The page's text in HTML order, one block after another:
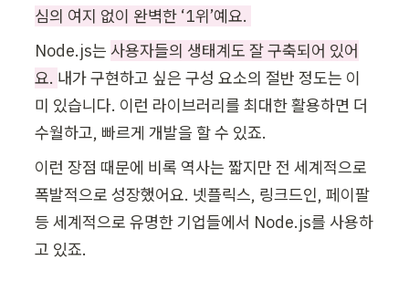
심의 여지 없이 완벽한 ‘1위’예요.
Node.js는 사용자들의 생태계도 잘 구축되어 있어
요. 내가 구현하고 싶은 구성 요소의 절반 정도는 이
미 있습니다. 이런 라이브러리를 최대한 활용하면 더
수월하고, 빠르게 개발을 할 수 있죠.
이런 장점 때문에 비록 역사는 짧지만 전 세계적으로
폭발적으로 성장했어요. 넷플릭스, 링크드인, 페이팔
등 세계적으로 유명한 기업들에서 Node.js를 사용하
고 있죠.